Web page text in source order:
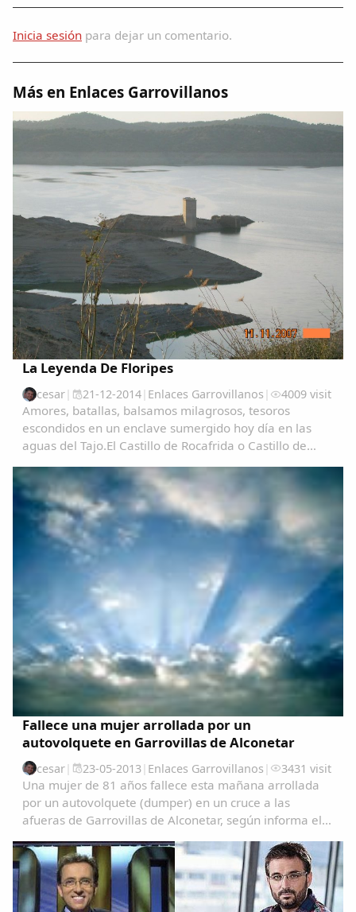
Inicia sesión para dejar un comentario.
Más en Enlaces Garrovillanos
La Leyenda De Floripes
cesar| 21-12-2014| Enlaces Garrovillanos | 4009 visit
Amores, batallas, balsamos milagrosos, tesoros
escondidos en un enclave sumergido hoy día en las
aguas del Tajo.El Castillo de Rocafrida o Castillo de
Floripes es una fortaleza, de estilo gótico, construida
sobre los restos de otra romana anterior...
Fallece una mujer arrollada por un
autovolquete en Garrovillas de Alconetar
cesar| 23-05-2013| Enlaces Garrovillanos | 3431 visit
Una mujer de 81 años fallece esta mañana arrollada
por un autovolquete (dumper) en un cruce a las
afueras de Garrovillas de Alconetar, según informa el
accidente se ha producido a las 9.30 de la mañana
en...
Comparte
Compartir en Facebook